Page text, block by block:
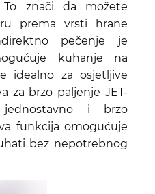
To znači da možete
prema vrsti hrane
pečenje je
kuhanje na
idealno za osjetljive
za brzo paljenje JET-
i brzo
funkcija omogućuje
bez nepotrebnog